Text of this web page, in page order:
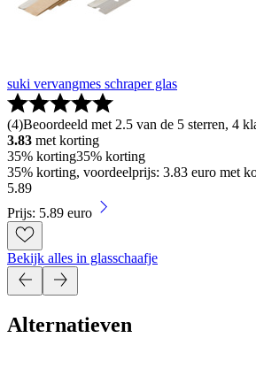
suki vervangmes schraper glas
(4)Beoordeeld met 2.5 van de 5 sterren, 4
3.83 met korting
35% korting35% korting
35% korting, voordeelprijs: 3.83 euro met
5.89
Prijs: 5.89 euro
Bekijk alles in glasschaafje
Alternatieven